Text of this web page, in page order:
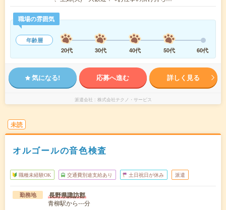
職場の雰囲気
年齢層
20代
30代 40代 50代 60代
気になる! 応募へ進む 詳しく見る
派遣会社 株式会社テクノ・サービス
未読
オルゴールの音色検査
職種未経験OK 交通費別途支給あり 土日祝日が休み 派遣
勤務地 長野県諏訪郡
青柳駅から---分